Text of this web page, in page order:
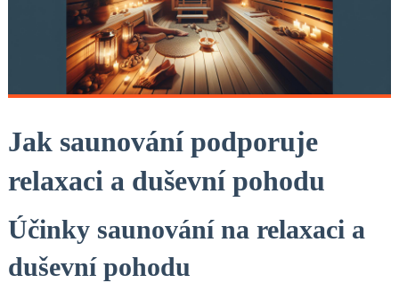
Jak saunování podporuje⁢
relaxaci ‍a duševní pohodu
Účinky‌ saunování na ⁤relaxaci a
duševní pohodu